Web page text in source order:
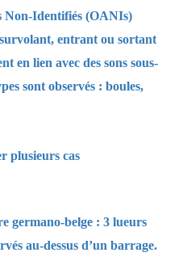
Non-Identifiés (OANIs)
entrant ou sortant
en lien avec des sons sous-
sont observés : boules,
plusieurs cas
germano-belge : 3 lueurs
au-dessus d’un barrage.